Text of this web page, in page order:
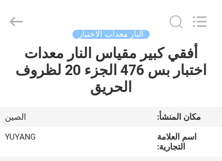
مسكن
عرض
الواقع
الافتراضي
INSTRUMENT
النار معدات الاختبار
أفقي كبير مقياس النار معدات
اختبار بس 476 الجزء 20 لظروف
الحريق
مكان المنشأ:
الصين
اسم العلامة
التجارية:
YUYANG